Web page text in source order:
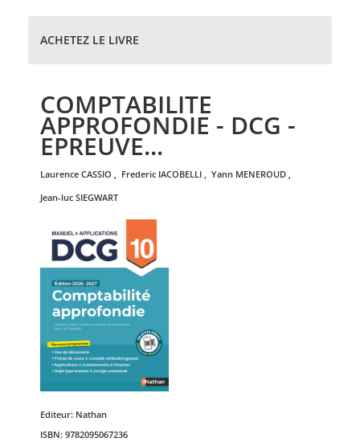
ACHETEZ LE LIVRE
COMPTABILITE
APPROFONDIE - DCG -
EPREUVE...
laurence CASSIO , frederic IACOBELLI , yann MENEROUD ,
jean-luc SIEGWART
Editeur: Nathan
ISBN: 9782095067236